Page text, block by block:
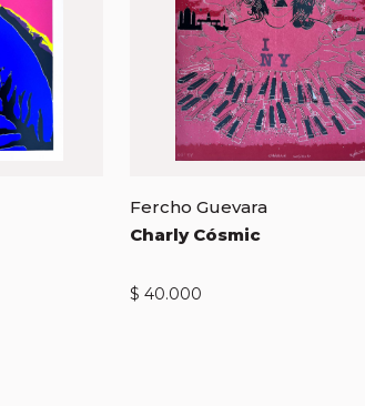
Fercho Guevara
Charly Cósmic
$ 40.000